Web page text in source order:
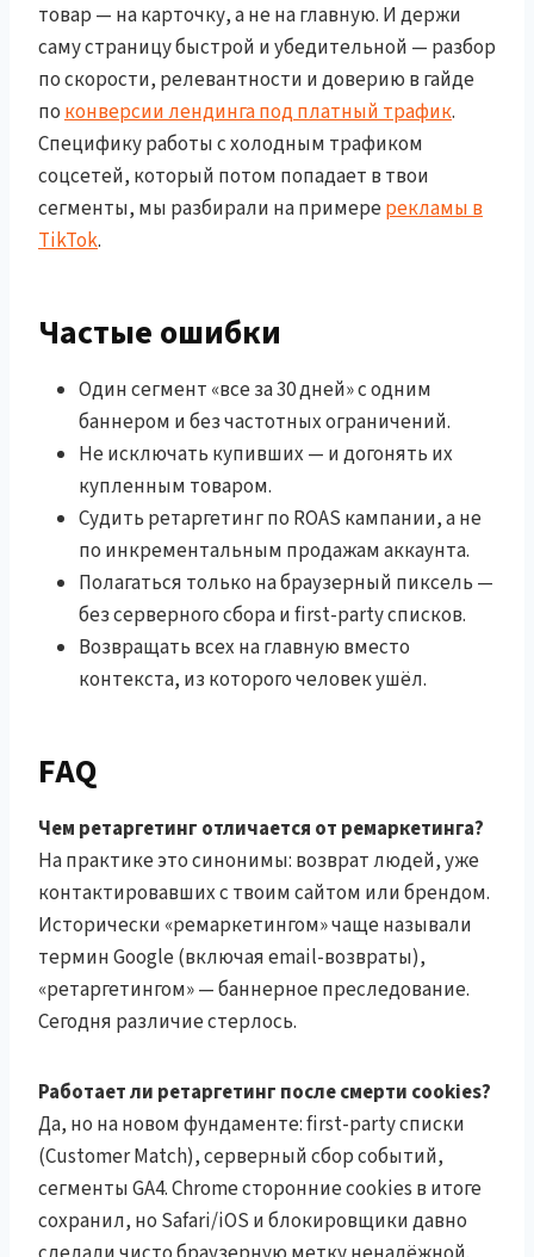
товар — на карточку, а не на главную. И держи
саму страницу быстрой и убедительной — разбор
по скорости, релевантности и доверию в гайде
поконверсии лендинга под платный трафик.
Специфику работы с холодным трафиком
соцсетей, который потом попадает в твои
сегменты, мы разбирали на примеререкламы в
TikTok.
Частые ошибки
Один сегмент «все за 30 дней» с одним
баннером и без частотных ограничений.
Не исключать купивших — и догонять их
купленным товаром.
Судить ретаргетинг по ROAS кампании, а не
по инкрементальным продажам аккаунта.
Полагаться только на браузерный пиксель —
без серверного сбора и first-party списков.
Возвращать всех на главную вместо
контекста, из которого человек ушёл.
FAQ
Чем ретаргетинг отличается от ремаркетинга?
На практике это синонимы: возврат людей, уже
контактировавших с твоим сайтом или брендом.
Исторически «ремаркетингом» чаще называли
термин Google (включая email-возвраты),
«ретаргетингом» — баннерное преследование.
Сегодня различие стерлось.
Работает ли ретаргетинг после смерти cookies?
Да, но на новом фундаменте: first-party списки
(Customer Match), серверный сбор событий,
сегменты GA4. Chrome сторонние cookies в итоге
сохранил, но Safari/iOS и блокировщики давно